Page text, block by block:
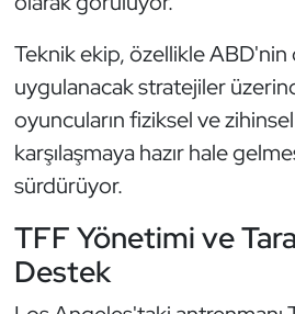
Teknik ekip, özellikle ABD'nin
uygulanacak stratejiler
oyuncuların fiziksel ve
karşılaşmaya hazır hale
sürdürüyor.
TFF Yönetimi ve
Destek
Okçuluk
Optimist
Oryantiring
Paralimpik